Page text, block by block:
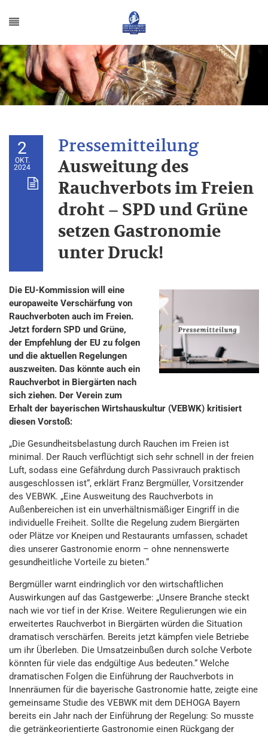
2
OKT.
2024
Ausweitung des
Rauchverbots im Freien
droht – SPD und Grüne
setzen Gastronomie
unter Druck!
Die EU-Kommission will eine
europaweite Verschärfung von
Rauchverboten auch im Freien.
Jetzt fordern SPD und Grüne,
der Empfehlung der EU zu folgen
und die aktuellen Regelungen
auszweiten. Das könnte auch ein
Rauchverbot in Biergärten nach
sich ziehen. Der Verein zum
Erhalt der bayerischen Wirtshauskultur (VEBWK) kritisiert
diesen Vorstoß:
„Die Gesundheitsbelastung durch Rauchen im Freien ist
minimal. Der Rauch verflüchtigt sich sehr schnell in der freien
Luft, sodass eine Gefährdung durch Passivrauch praktisch
ausgeschlossen ist“, erklärt Franz Bergmüller, Vorsitzender
des VEBWK. „Eine Ausweitung des Rauchverbots in
Außenbereichen ist ein unverhältnismäßiger Eingriff in die
individuelle Freiheit. Sollte die Regelung zudem Biergärten
oder Plätze vor Kneipen und Restaurants umfassen, schadet
dies unserer Gastronomie enorm – ohne nennenswerte
gesundheitliche Vorteile zu bieten.“
Bergmüller warnt eindringlich vor den wirtschaftlichen
Auswirkungen auf das Gastgewerbe: „Unsere Branche steckt
nach wie vor tief in der Krise. Weitere Regulierungen wie ein
erweitertes Rauchverbot in Biergärten würden die Situation
dramatisch verschärfen. Bereits jetzt kämpfen viele Betriebe
um ihr Überleben. Die Umsatzeinbußen durch solche Verbote
könnten für viele das endgültige Aus bedeuten.“ Welche
dramatischen Folgen die Einführung der Rauchverbots in
Innenräumen für die bayerische Gastronomie hatte, zeigte eine
gemeinsame Studie des VEBWK mit dem DEHOGA Bayern
bereits ein Jahr nach der Einführung der Regelung: So musste
die getränkeorientierte Gastronomie einen Rückgang der